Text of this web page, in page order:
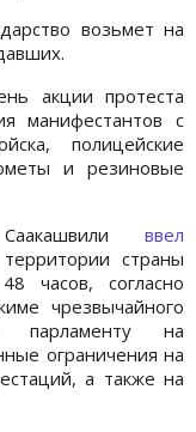
возьмет на
акции протеста
манифестантов с
полицейские
и резиновые
ввел
страны
часов, согласно
чрезвычайного
парламенту на
ограничения на
а также на